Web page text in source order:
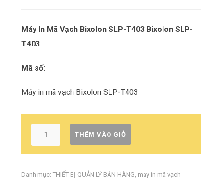
Máy In Mã Vạch Bixolon SLP-T403 Bixolon SLP-
T403
Mã số:
Máy in mã vạch Bixolon SLP-T403
THÊM VÀO GIỎ
Danh mục: THIẾT BỊ QUẢN LÝ BÁN HÀNG, máy in mã vạch